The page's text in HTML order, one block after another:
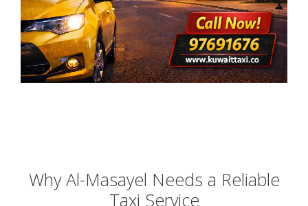
Why Al-Masayel Needs a Reliable
Taxi Service